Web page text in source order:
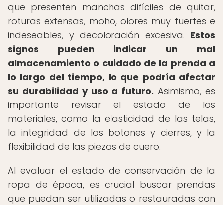
que presenten manchas difíciles de quitar,
roturas extensas, moho, olores muy fuertes e
indeseables, y decoloración excesiva. Estos
signos pueden indicar un mal
almacenamiento o cuidado de la prenda a
lo largo del tiempo, lo que podría afectar
su durabilidad y uso a futuro. Asimismo, es
importante revisar el estado de los
materiales, como la elasticidad de las telas,
la integridad de los botones y cierres, y la
flexibilidad de las piezas de cuero.
Al evaluar el estado de conservación de la
ropa de época, es crucial buscar prendas
que puedan ser utilizadas o restauradas con